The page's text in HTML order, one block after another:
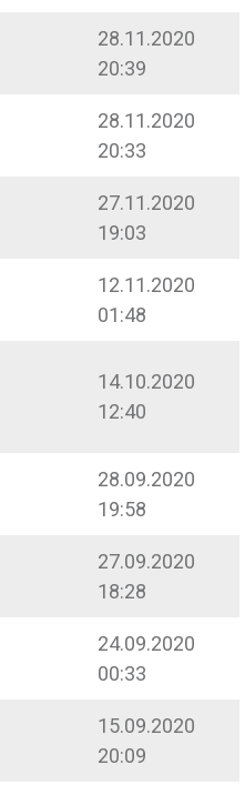
28.11.2020
20:39
28.11.2020
20:33
27.11.2020
19:03
12.11.2020
01:48
14.10.2020
12:40
28.09.2020
19:58
27.09.2020
18:28
24.09.2020
00:33
15.09.2020
20:09